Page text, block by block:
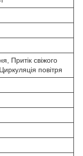
Притік свіжого
повітря